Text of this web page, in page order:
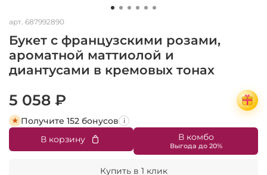
арт. 687992890
Букет с французскими розами,
ароматной маттиолой и
диантусами в кремовых тонах
5 058 ₽
Получите 152 бонусов i
В корзину В комбо
Купить в 1 клик